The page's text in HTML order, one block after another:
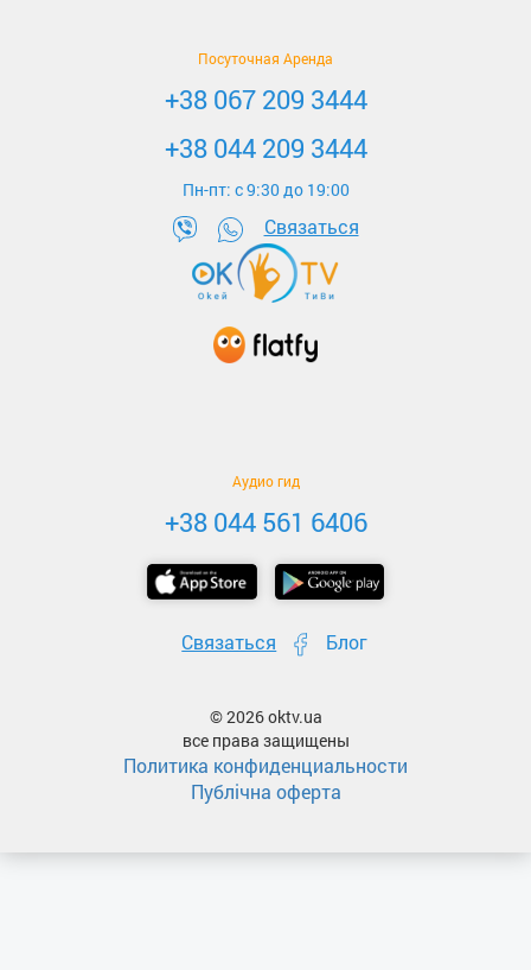
Посуточная Аренда
+38 067 209 3444
+38 044 209 3444
Пн-пт: c 9:30 до 19:00
Связаться
Аудио гид
+38 044 561 6406
Связаться Блог
© 2026 oktv.ua
все права защищены
Политика конфиденциальности
Публічна оферта